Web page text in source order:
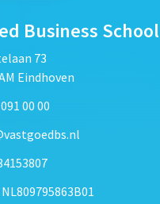
Business School
73
Eindhoven
00 00